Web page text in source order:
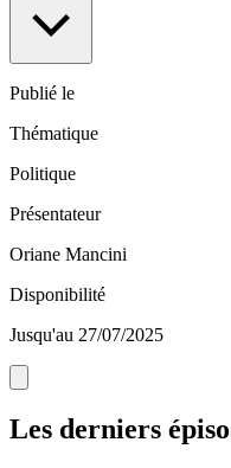
Publié le
Thématique
Politique
Présentateur
Oriane Mancini
Disponibilité
Jusqu'au 27/07/2025
Les derniers